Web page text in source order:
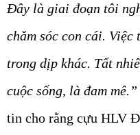
Đây là giai đoạn tôi
chăm sóc con cái.
trong dịp khác. Tất
cuộc sống, là đam mê.”
tin cho rằng cựu HLV